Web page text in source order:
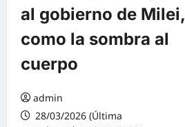
al gobierno de Milei,
como la sombra al
cuerpo
admin
28/03/2026 (Última